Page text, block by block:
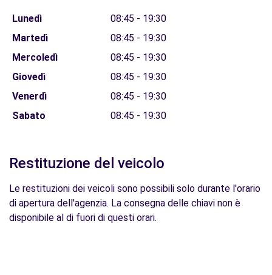
Lunedì
08:45 - 19:30
Martedì
08:45 - 19:30
Mercoledì
08:45 - 19:30
Giovedì
08:45 - 19:30
Venerdì
08:45 - 19:30
Sabato
08:45 - 19:30
Restituzione del veicolo
Le restituzioni dei veicoli sono possibili solo durante l'orario
di apertura dell'agenzia. La consegna delle chiavi non è
disponibile al di fuori di questi orari.